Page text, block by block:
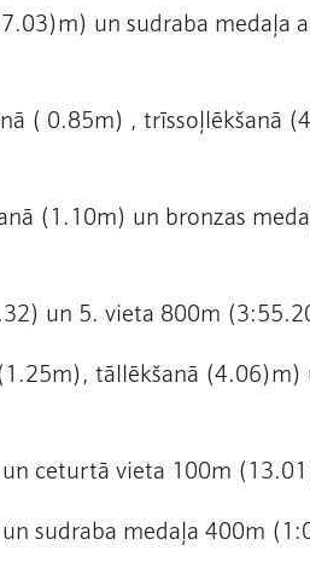
un sudraba medaļa
( 0.85m) , trīssoļlēkšanā
(1.10m) un bronzas
un 5. vieta 800m
tāllēkšanā (4.06)m)
ceturtā vieta 100m
sudraba medaļa 400m